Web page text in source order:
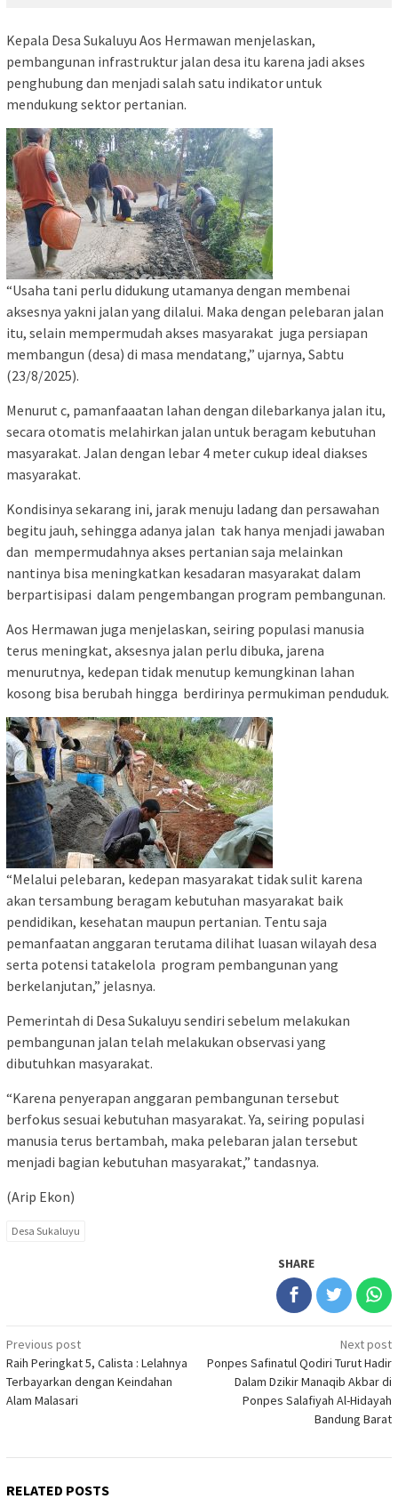
Kepala Desa Sukaluyu Aos Hermawan menjelaskan,
pembangunan infrastruktur jalan desa itu karena jadi akses
penghubung dan menjadi salah satu indikator untuk
mendukung sektor pertanian.
“Usaha tani perlu didukung utamanya dengan membenai
aksesnya yakni jalan yang dilalui. Maka dengan pelebaran jalan
itu, selain mempermudah akses masyarakat juga persiapan
membangun (desa) di masa mendatang,” ujarnya, Sabtu
(23/8/2025).
Menurut c, pamanfaaatan lahan dengan dilebarkanya jalan itu,
secara otomatis melahirkan jalan untuk beragam kebutuhan
masyarakat. Jalan dengan lebar 4 meter cukup ideal diakses
masyarakat.
Kondisinya sekarang ini, jarak menuju ladang dan persawahan
begitu jauh, sehingga adanya jalan tak hanya menjadi jawaban
dan mempermudahnya akses pertanian saja melainkan
nantinya bisa meningkatkan kesadaran masyarakat dalam
berpartisipasi dalam pengembangan program pembangunan.
Aos Hermawan juga menjelaskan, seiring populasi manusia
terus meningkat, aksesnya jalan perlu dibuka, jarena
menurutnya, kedepan tidak menutup kemungkinan lahan
kosong bisa berubah hingga berdirinya permukiman penduduk.
“Melalui pelebaran, kedepan masyarakat tidak sulit karena
akan tersambung beragam kebutuhan masyarakat baik
pendidikan, kesehatan maupun pertanian. Tentu saja
pemanfaatan anggaran terutama dilihat luasan wilayah desa
serta potensi tatakelola program pembangunan yang
berkelanjutan,” jelasnya.
Pemerintah di Desa Sukaluyu sendiri sebelum melakukan
pembangunan jalan telah melakukan observasi yang
dibutuhkan masyarakat.
“Karena penyerapan anggaran pembangunan tersebut
berfokus sesuai kebutuhan masyarakat. Ya, seiring populasi
manusia terus bertambah, maka pelebaran jalan tersebut
menjadi bagian kebutuhan masyarakat,” tandasnya.
(Arip Ekon)
Desa Sukaluyu
SHARE
Post
navigation
Previous post
Raih Peringkat 5, Calista : Lelahnya
Terbayarkan dengan Keindahan
Alam Malasari
Next post
Ponpes Safinatul Qodiri Turut Hadir
Dalam Dzikir Manaqib Akbar di
Ponpes Salafiyah Al-Hidayah
Bandung Barat
RELATED POSTS